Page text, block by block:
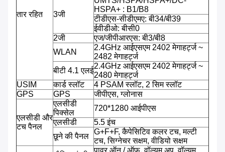
तार रहित 3जी
HSPA+ : B1/B8
टीडीएस-सीडीएमए: बी34/बी39
ईवीडीओ: बीसी0
2जी
एज/जीपीआरएस: बी3/बी8
WLAN
2.4GHz आईएसएम 2402 मेगाहर्ट्ज ~
2482 मेगाहर्ट्ज
बीटी 4.1 एलई
2.4GHz आईएसएम 2402 मेगाहर्ट्ज ~
2480 मेगाहर्ट्ज
USIM
कार्ड स्लॉट
4 PSAM स्लॉट, 2 सिम स्लॉट
GPS
GPS जीपीएस, ग्लोनास
एलसीडी और
टच पैनल
एलसीडी
पिक्सेल
720*1280 आईपीएस
एलसीडी
5.5 इंच
छूने की पैनल
G+F+F, कैपेसिटिव कलर टच, मल्टी
टच, सिग्नेचर सक्षम, वीडियो सक्षम